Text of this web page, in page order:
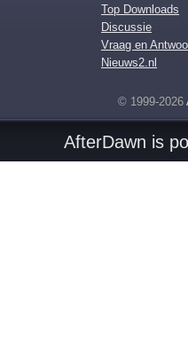
Top Downloads
Discussie
Vraag en
Nieuws2.nl
© 1999-2026
AfterDawn is